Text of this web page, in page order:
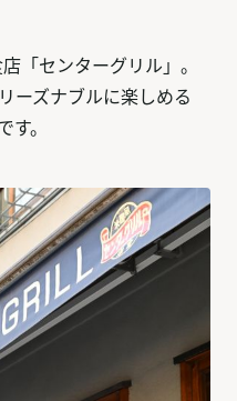
「センターグリル」。
ーズナブルに楽しめる
。